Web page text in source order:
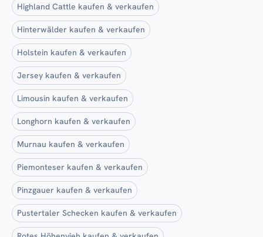
Highland Cattle kaufen & verkaufen
Hinterwälder kaufen & verkaufen
Holstein kaufen & verkaufen
Jersey kaufen & verkaufen
Limousin kaufen & verkaufen
Longhorn kaufen & verkaufen
Murnau kaufen & verkaufen
Piemonteser kaufen & verkaufen
Pinzgauer kaufen & verkaufen
Pustertaler Schecken kaufen & verkaufen